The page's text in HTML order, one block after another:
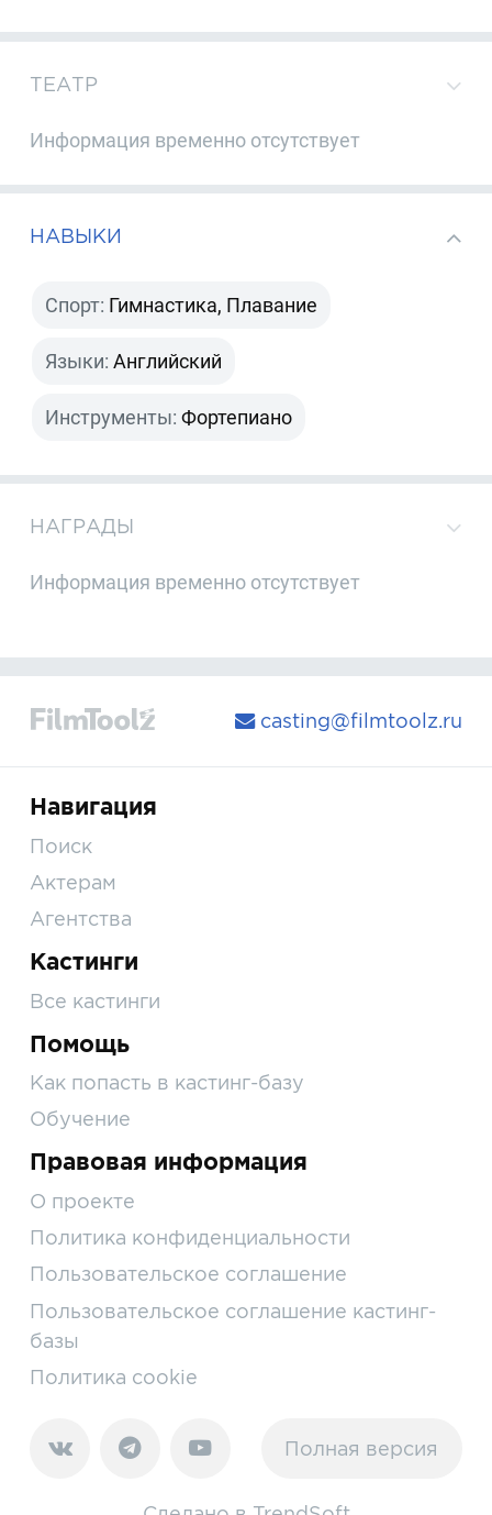
ТЕАТР
Информация временно отсутствует
НАВЫКИ
Спорт: Гимнастика, Плавание
Языки: Английский
Инструменты: Фортепиано
НАГРАДЫ
Информация временно отсутствует
casting@filmtoolz.ru
Навигация
Поиск
Актерам
Агентства
Кастинги
Все кастинги
Помощь
Как попасть в кастинг-базу
Обучение
Правовая информация
О проекте
Политика конфиденциальности
Пользовательское соглашение
Пользовательское соглашение кастинг-
базы
Политика cookie
Полная версия